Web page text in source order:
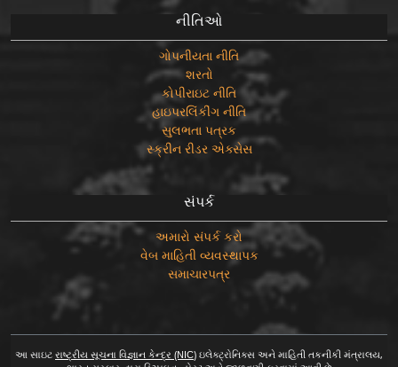
નીતિઓ
ગોપનીયતા નીતિ
શરતો
કોપીરાઇટ નીતિ
હાઇપરલિંકીંગ નીતિ
સુલભતા પત્રક
સ્ક્રીન રીડર એક્સેસ
સંપર્ક
અમારો સંપર્ક કરો
વેબ માહિતી વ્યવસ્થાપક
સમાચારપત્ર
આ સાઇટ રાષ્ટ્રીય સૂચના વિજ્ઞાન કેન્દ્ર (NIC) ઇલેક્ટ્રોનિક્સ અને માહિતી તકનીકી મંત્રાલય,